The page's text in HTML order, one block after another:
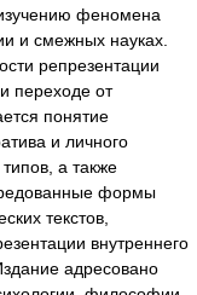
феномена
и смежных науках.
репрезентации
переходе от
понятие
и личного
а также
формы
текстов,
внутреннего
адресовано